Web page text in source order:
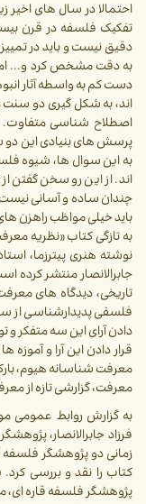
احتمالا در سال های اخیر
تفکیک فلسفه در قرن
دقیق نیست و باید در
به دقت مشخص کرد و...
دست کم به واسطه آثار
اند، به شکل گیری دو سنت
اصطلاح شناسی متفاوت.
پرسش های بنیادی این دو
به این سوال ها، شیوه
اند. از این رو سخن گفتن
چندان ساده و آسانی نیست
باید خیلی مواظب راهزن
به تازگی کتاب «نظریه
نوشته هنری پیترزما،
جابرالانصار منتشر کرده
تاریخی، دیدگاه های
فلسفی پدیدارشناسی از
دادن آرای این سه متفکر و
قرار دادن این آرا و
معرفت شناسانه هیوم،
معرفت، گزارشی تازه از
فرزاد جابرالانصار،
زمانی دو پژوهشگر
کتاب را نقد و بررسی
پژوهشگر فلسفه قاره ای،